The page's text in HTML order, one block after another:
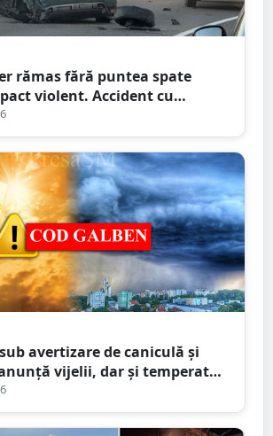
rămas fără puntea spate
violent. Accident cu
mașini din Satu Mare
avertizare de caniculă și
vijelii, dar și temperaturi
ANM